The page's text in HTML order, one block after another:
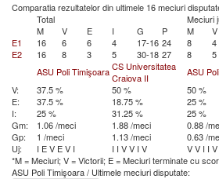
Comparatia rezultatelor din ultimele 16 meciuri
Total
Meciuri
M
V E I G P M V
E1
16 6 6 4 17-16 24 8 4
E2
16 8 3 5 30-18 27 8 5
ASU Poli TimişoaraCS Universitatea
Craiova II
ASU
V:
37.5 % 50 % 50 %
E:
37.5 % 18.75 % 25 %
I:
25 % 31.25 % 25 %
Gm:
1.06 /meci 1.88 /meci 0.88 /
Gp:
1 /meci 1.13 /meci 0.63 /
Uj:
I EV EV I I I VV I V VV I I V
*M = Meciuri; V = Victorii; E = Meciuri terminate cu
ASU Poli Timişoara/ Ultimele meciuri disputate: